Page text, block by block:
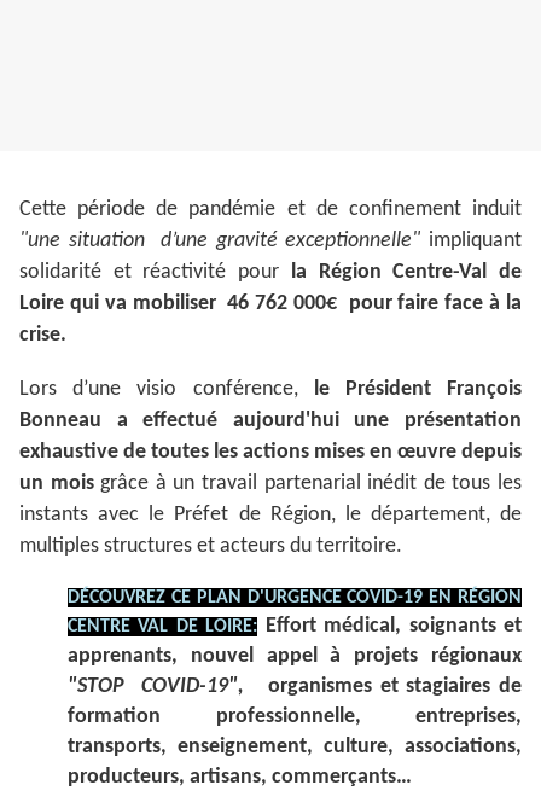
Cette période de pandémie et de confinement induit
"une situation d’une gravité exceptionnelle" impliquant
solidarité et réactivité pour la Région Centre-Val de
Loire qui va mobiliser 46 762 000€ pour faire face à la
crise.
Lors d’une visio conférence, le Président François
Bonneau a effectué aujourd'hui une présentation
exhaustive de toutes les actions mises en œuvre depuis
un moisgrâce à un travail partenarial inédit de tous les
instants avec le Préfet de Région, le département, de
multiples structures et acteurs du territoire.
DÉCOUVREZ CE PLAN D'URGENCE COVID-19 EN RÉGION
CENTRE VAL DE LOIRE: Effort médical, soignants et
apprenants, nouvel appel à projets régionaux
"STOP COVID-19", organismes et stagiaires de
formation professionnelle, entreprises,
transports, enseignement, culture, associations,
producteurs, artisans, commerçants…